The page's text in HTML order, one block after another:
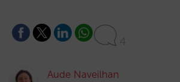
4
Aude Naveilhan